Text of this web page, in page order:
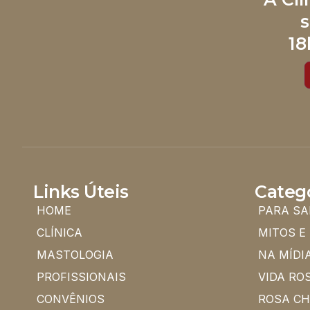
Links Úteis
HOME
CLÍNICA
MASTOLOGIA
PROFISSIONAIS
CONVÊNIOS
PARA
MITOS E
NA
VIDA
ROSA